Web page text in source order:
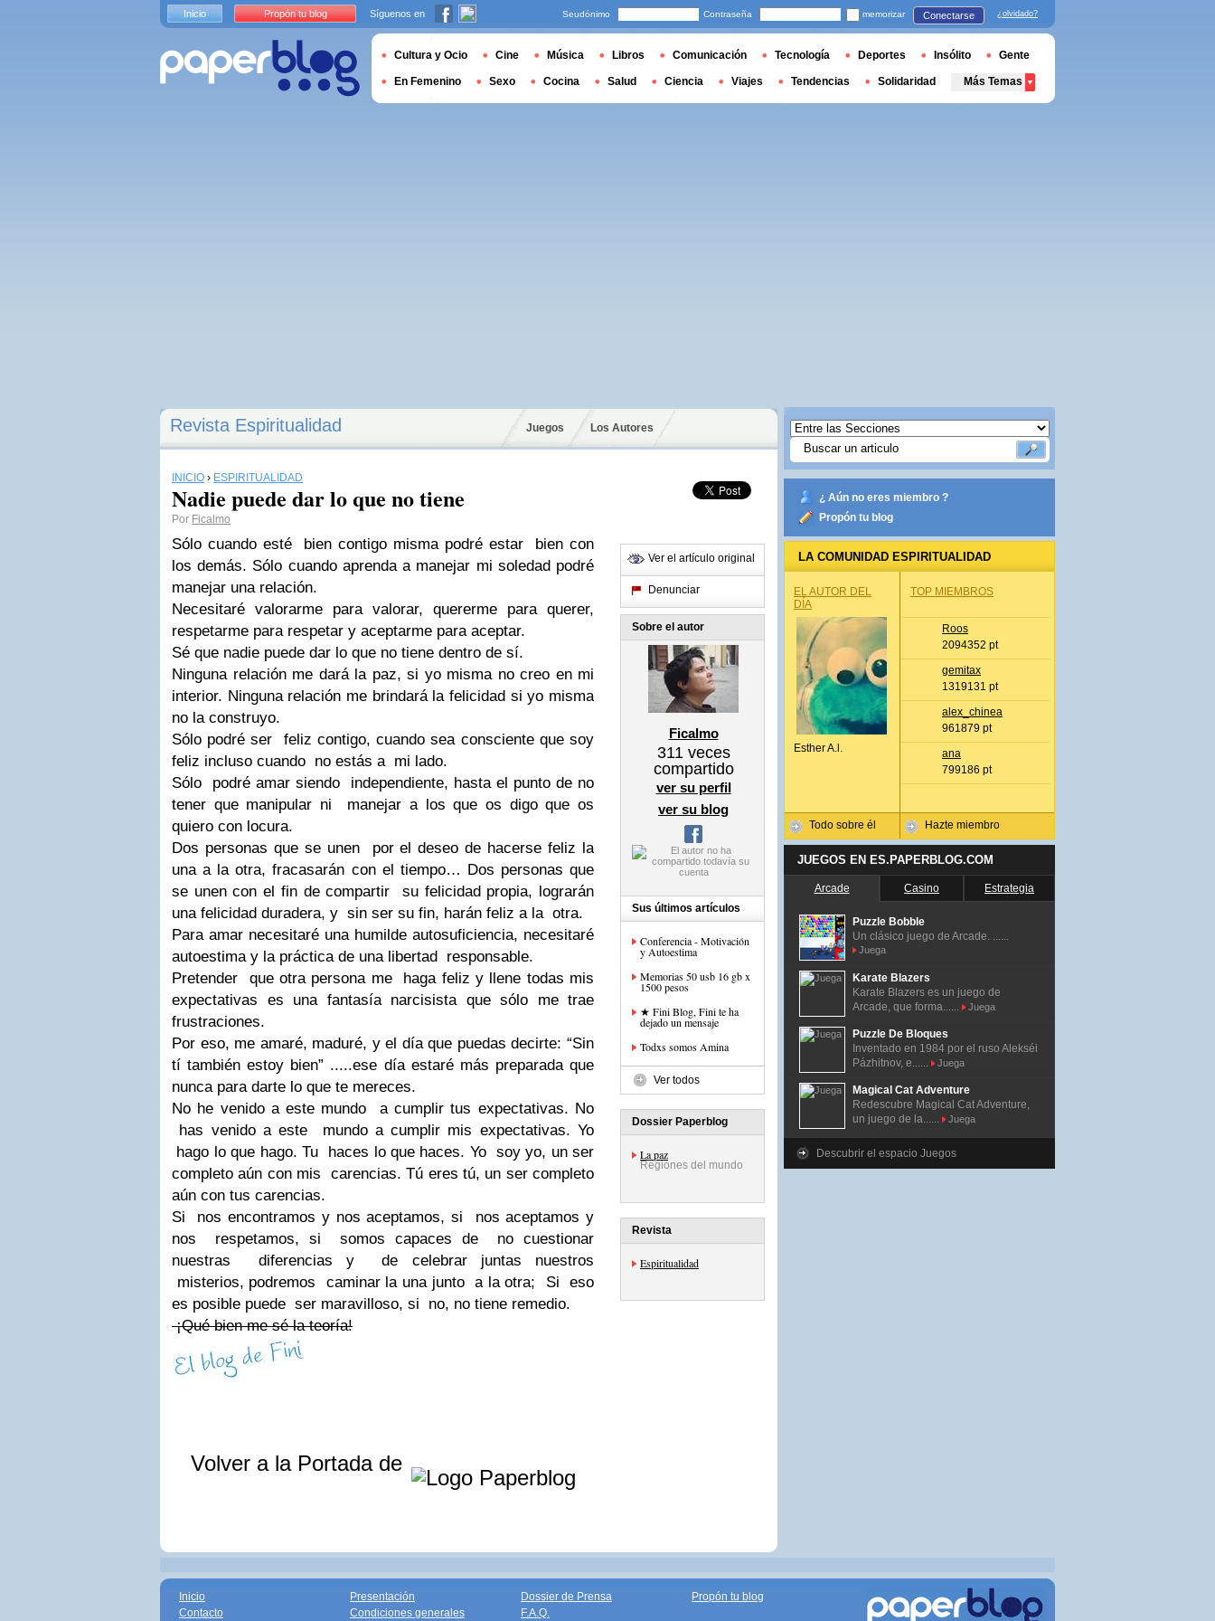
Revista Espiritualidad Juegos Los Autores
INICIO › ESPIRITUALIDAD
Nadie puede dar lo que no tiene
Por Ficalmo
Sólo cuando esté bien contigo misma podré estar bien con
los demás. Sólo cuando aprenda a manejar mi soledad podré
manejar una relación.
Necesitaré valorarme para valorar, quererme para querer,
respetarme para respetar y aceptarme para aceptar.
Sé que nadie puede dar lo que no tiene dentro de sí.
Ninguna relación me dará la paz, si yo misma no creo en mi
interior. Ninguna relación me brindará la felicidad si yo misma
no la construyo.
Sólo podré ser feliz contigo, cuando sea consciente que soy
feliz incluso cuando no estás a mi lado.
Sólo podré amar siendo independiente, hasta el punto de no
tener que manipular ni manejar a los que os digo que os
quiero con locura.
Dos personas que se unen por el deseo de hacerse feliz la
una a la otra, fracasarán con el tiempo… Dos personas que
se unen con el fin de compartir su felicidad propia, lograrán
una felicidad duradera, y sin ser su fin, harán feliz a la otra.
Para amar necesitaré una humilde autosuficiencia, necesitaré
autoestima y la práctica de una libertad responsable.
Pretender que otra persona me haga feliz y llene todas mis
expectativas es una fantasía narcisista que sólo me trae
frustraciones.
Por eso, me amaré, maduré, y el día que puedas decirte: “Sin
tí también estoy bien” .....ese día estaré más preparada que
nunca para darte lo que te mereces.
No he venido a este mundo a cumplir tus expectativas. No
has venido a este mundo a cumplir mis expectativas. Yo
hago lo que hago. Tu haces lo que haces. Yo soy yo, un ser
completo aún con mis carencias. Tú eres tú, un ser completo
aún con tus carencias.
Si nos encontramos y nos aceptamos, si nos aceptamos y
nos respetamos, si somos capaces de no cuestionar
nuestras diferencias y de celebrar juntas nuestros
misterios, podremos caminar la una junto a la otra; Si eso
es posible puede ser maravilloso, si no, no tiene remedio.
¡Qué bien me sé la teoría!
Volver a la Portada de
Ver el artículo original
Denunciar
Sobre el autor
Ficalmo
311veces
compartido
ver su perfil
ver su blog
Sus últimos artículos
Conferencia - Motivación
y Autoestima
Memorias 50 usb 16 gb x
1500 pesos
★ Fini Blog, Fini te ha
dejado un mensaje
Todxs somos Amina
Ver todos
Dossier Paperblog
La paz
Regiones del mundo
Revista
Espiritualidad
¿ Aún no eres miembro ?
Propón tu blog
LA COMUNIDAD ESPIRITUALIDAD
EL AUTOR DEL
DÍA
Esther A.l.
Todo sobre él
TOP MIEMBROS
Roos
2094352 pt
gemitax
1319131 pt
alex_chinea
961879 pt
ana
799186 pt
Hazte miembro
JUEGOS EN ES.PAPERBLOG.COM
Arcade Casino Estrategia
Puzzle Bobble
Un clásico juego de Arcade. ......
Juega
Karate Blazers
Karate Blazers es un juego de
Arcade, que forma......
Juega
Puzzle De Bloques
Inventado en 1984 por el ruso Alekséi
Pázhitnov, e......
Juega
Magical Cat Adventure
Redescubre Magical Cat Adventure,
un juego de la......
Juega
Descubrir el espacio Juegos
Inicio Propón tu blog Síguenos en Seudónimo Contraseña memorizar Conectarse ¿olvidado?
Cultura y Ocio Cine Música Libros Comunicación Tecnología Deportes Insólito Gente
En Femenino Sexo Cocina Salud Ciencia Viajes Tendencias Solidaridad Más Temas
Inicio
Contacto
Presentación
Condiciones generales
Dossier de Prensa
F.A.Q.
Propón tu blog